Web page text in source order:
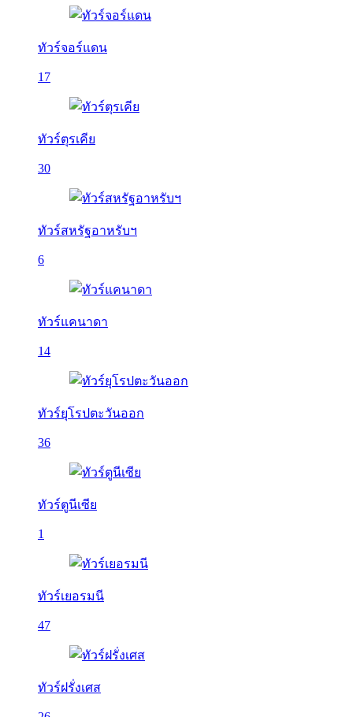
ทัวร์จอร์แดน
17
ทัวร์ตุรเคีย
30
ทัวร์สหรัฐอาหรับฯ
6
ทัวร์แคนาดา
14
ทัวร์ยุโรปตะวันออก
36
ทัวร์ตูนีเซีย
1
ทัวร์เยอรมนี
47
ทัวร์ฝรั่งเศส